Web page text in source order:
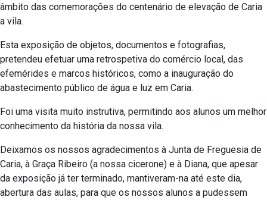
âmbito das comemorações do centenário de elevação de Caria
a vila.
Esta exposição de objetos, documentos e fotografias,
pretendeu efetuar uma retrospetiva do comércio local, das
efemérides e marcos históricos, como a inauguração do
abastecimento público de água e luz em Caria.
Foi uma visita muito instrutiva, permitindo aos alunos um melhor
conhecimento da história da nossa vila.
Deixamos os nossos agradecimentos à Junta de Freguesia de
Caria, à Graça Ribeiro (a nossa cicerone) e à Diana, que apesar
da exposição já ter terminado, mantiveram-na até este dia,
abertura das aulas, para que os nossos alunos a pudessem